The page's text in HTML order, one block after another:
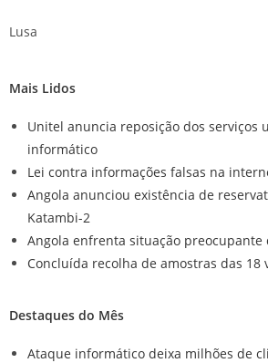
Lusa
Mais Lidos
Unitel anuncia reposição dos serviços
informático
Lei contra informações falsas na
Angola anunciou existência de
Katambi-2
Angola enfrenta situação
Concluída recolha de amostras das
Destaques do Mês
Ataque informático deixa milhões de